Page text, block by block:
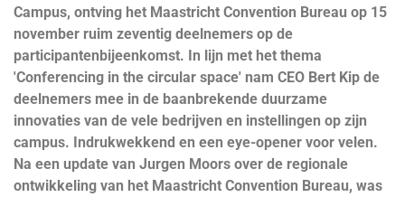
Campus, ontving het Maastricht Convention Bureau op 15
november ruim zeventig deelnemers op de
participantenbijeenkomst. In lijn met het thema
'Conferencing in the circular space' nam CEO Bert Kip de
deelnemers mee in de baanbrekende duurzame
innovaties van de vele bedrijven en instellingen op zijn
campus. Indrukwekkend en een eye-opener voor velen.
Na een update van Jurgen Moors over de regionale
ontwikkeling van het Maastricht Convention Bureau, was